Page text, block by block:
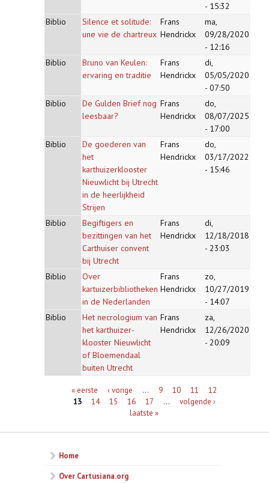
- 15:32
Biblio
Silence et solitude:
une vie de chartreux
Frans
Hendrickx
ma,
09/28/2020
- 12:16
Biblio
Bruno van Keulen:
ervaring en traditie
Frans
Hendrickx
di,
05/05/2020
- 07:50
Biblio
De Gulden Brief nog
leesbaar?
Frans
Hendrickx
do,
08/07/2025
- 17:00
Biblio
De goederen van
het
karthuizerklooster
Nieuwlicht bij Utrecht
in de heerlijkheid
Strijen
Frans
Hendrickx
do,
03/17/2022
- 15:46
Biblio
Begiftigers en
bezittingen van het
Carthuiser convent
bij Utrecht
Frans
Hendrickx
di,
12/18/2018
- 23:03
Biblio
Over
kartuizerbibliotheken
in de Nederlanden
Frans
Hendrickx
zo,
10/27/2019
- 14:07
Biblio
Het necrologium van
het karthuizer-
klooster Nieuwlicht
of Bloemendaal
buiten Utrecht
Frans
Hendrickx
za,
12/26/2020
- 20:09
Pagina's« eerste ‹ vorige … 9 10 11
12
13
14 15 16 17 …
volgende ›
laatste »
Home
Over Cartusiana.org